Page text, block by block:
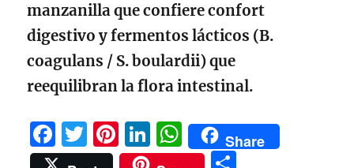
manzanilla que confiere confort
digestivo y fermentos lácticos (B.
coagulans / S. boulardii) que
reequilibran la flora intestinal.
F
a
T
w
Pi
n
Li
n
W
h
Share